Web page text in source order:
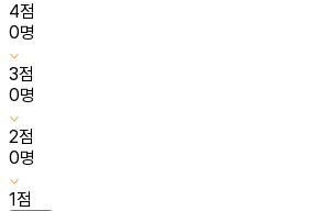
4점
0명
3점
0명
2점
0명
1점